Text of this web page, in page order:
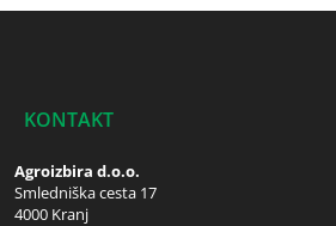
KONTAKT
Agroizbira d.o.o.
Smledniška cesta 17
4000 Kranj